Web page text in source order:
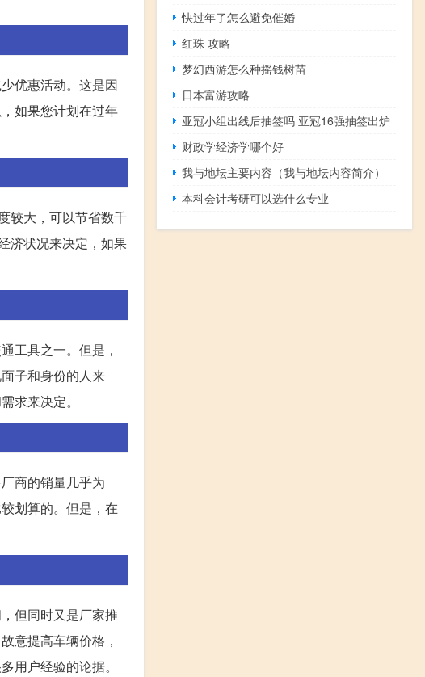
优惠活动。这是因
如果您计划在过年
较大，可以节省数千
济状况来决定，如果
工具之一。但是，
子和身份的人来
求来决定。
商的销量几乎为
划算的。但是，在
但同时又是厂家推
意提高车辆价格，
用户经验的论据。
快过年了怎么避免催婚
红珠 攻略
梦幻西游怎么种摇钱树苗
日本富游攻略
亚冠小组出线后抽签吗 亚冠16强抽签出炉
财政学经济学哪个好
我与地坛主要内容（我与地坛内容简介）
本科会计考研可以选什么专业